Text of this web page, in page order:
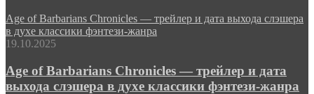
Age of Barbarians Chronicles — трейлер и дата выхода слэшера
в духе классики фэнтези-жанра
19.10.2025
Age of Barbarians Chronicles — трейлер и дата
выхода слэшера в духе классики фэнтези-жанра